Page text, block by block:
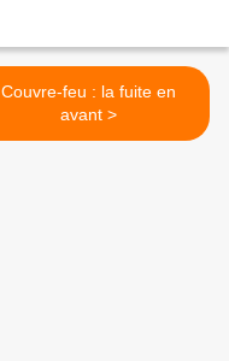
Couvre-feu : la fuite en
avant >